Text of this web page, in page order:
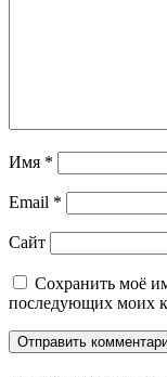
Имя *
Email *
Сайт
Сохранить моё
последующих моих